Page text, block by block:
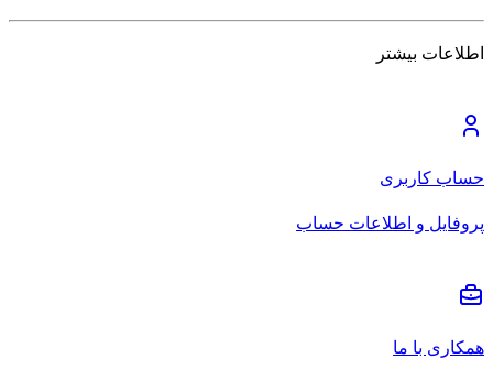
اطلاعات بیشتر
حساب کاربری
پروفایل و اطلاعات حساب
همکاری با ما